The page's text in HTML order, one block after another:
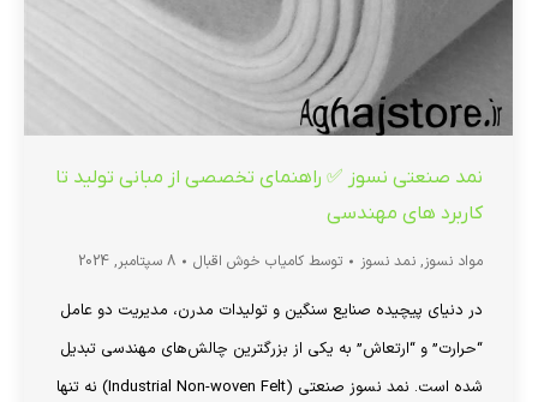
نمد صنعتی نسوز ✅ راهنمای تخصصی از مبانی تولید تا
کاربرد های مهندسی
مواد نسوز, نمد نسوز توسط کامیاب خوش اقبال 8 سپتامبر, 2024
در دنیای پیچیده صنایع سنگین و تولیدات مدرن، مدیریت دو عامل
“حرارت” و “ارتعاش” به یکی از بزرگترین چالش‌های مهندسی تبدیل
شده است. نمد نسوز صنعتی (Industrial Non-woven Felt) نه تنها